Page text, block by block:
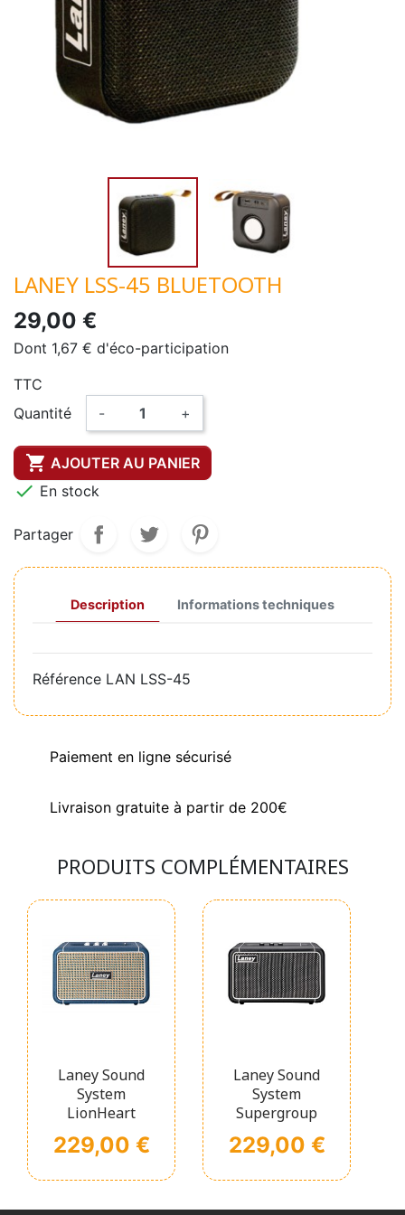
LANEY LSS-45 BLUETOOTH
29,00 €
Dont 1,67 € d'éco-participation
TTC
Quantité
- +
 AJOUTER AU PANIER
 En stock
Partager
Description Informations techniques
Référence LAN LSS-45
Paiement en ligne sécurisé
Livraison gratuite à partir de 200€
PRODUITS COMPLÉMENTAIRES
Laney Sound
System
LionHeart
Prix
229,00 €
Laney Sound
System
Supergroup
Prix
229,00 €